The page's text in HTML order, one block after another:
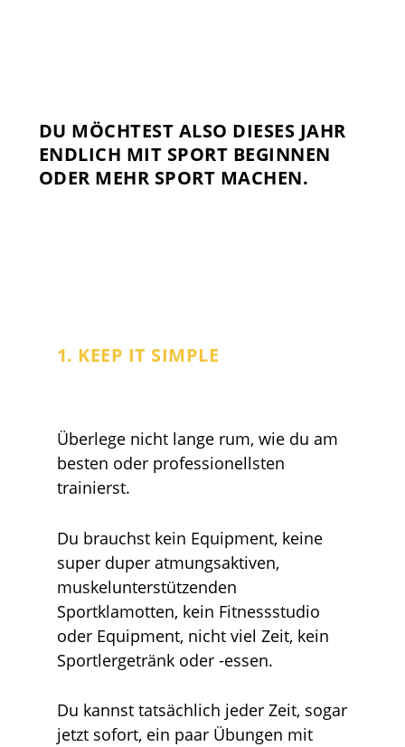
DU MÖCHTEST ALSO DIESES JAHR
ENDLICH MIT SPORT BEGINNEN
ODER MEHR SPORT MACHEN.
1. KEEP IT SIMPLE
Überlege nicht lange rum, wie du am
besten oder professionellsten
trainierst.
Du brauchst kein Equipment, keine
super duper atmungsaktiven,
muskelunterstützenden
Sportklamotten, kein Fitnessstudio
oder Equipment, nicht viel Zeit, kein
Sportlergetränk oder -essen.
Du kannst tatsächlich jeder Zeit, sogar
jetzt sofort, ein paar Übungen mit